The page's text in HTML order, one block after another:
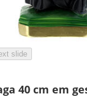
slide
40 cm em